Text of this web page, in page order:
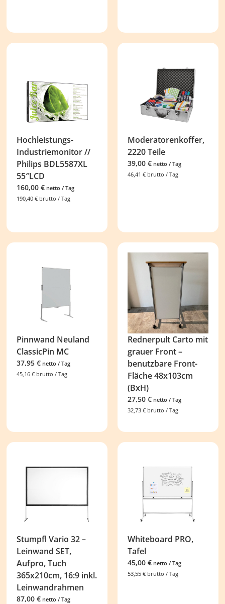
Hochleistungs-
Industriemonitor //
Philips BDL5587XL
55″LCD
160,00€ netto / Tag
190,40€ brutto / Tag
Moderatorenkoffer,
2220 Teile
39,00 € netto / Tag
46,41 € brutto / Tag
Pinnwand Neuland
ClassicPin MC
37,95€ netto / Tag
45,16€ brutto / Tag
Rednerpult Carto mit
grauer Front –
benutzbare Front-
Fläche 48x103cm
(BxH)
27,50 € netto / Tag
32,73 € brutto / Tag
Stumpfl Vario 32 –
Leinwand SET,
Aufpro, Tuch
365x210cm, 16:9 inkl.
Leinwandrahmen
87,00€ netto / Tag
Whiteboard PRO,
Tafel
45,00 € netto / Tag
53,55 € brutto / Tag